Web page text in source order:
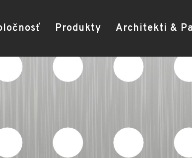
Produkty Architekti &